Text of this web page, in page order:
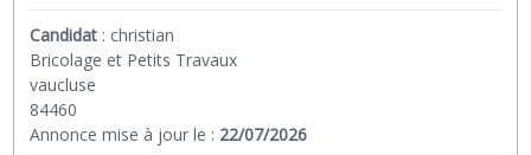
Candidat : christian
Bricolage et Petits Travaux
vaucluse
84460
Annonce mise à jour le : 22/07/2026